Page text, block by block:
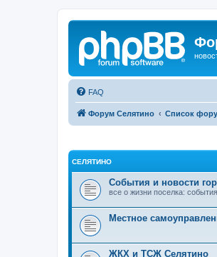
FAQ
Форум Селятино Список
СЕЛЯТИНО
События и новости
все о жизни поселка:
Местное
ЖКХ и ТСЖ Селятино